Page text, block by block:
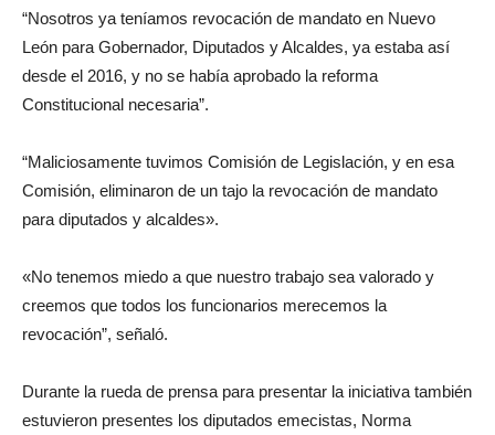
“Nosotros ya teníamos revocación de mandato en Nuevo
León para Gobernador, Diputados y Alcaldes, ya estaba así
desde el 2016, y no se había aprobado la reforma
Constitucional necesaria”.
“Maliciosamente tuvimos Comisión de Legislación, y en esa
Comisión, eliminaron de un tajo la revocación de mandato
para diputados y alcaldes».
«No tenemos miedo a que nuestro trabajo sea valorado y
creemos que todos los funcionarios merecemos la
revocación”, señaló.
Durante la rueda de prensa para presentar la iniciativa también
estuvieron presentes los diputados emecistas, Norma